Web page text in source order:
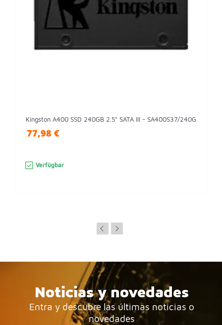
Kingston A400 SSD 240GB 2.5" SATA III - SA400S37/240G
77,98 €
Verfügbar
Noticias y novedades
Entra y descubre las últimas noticias o
novedades